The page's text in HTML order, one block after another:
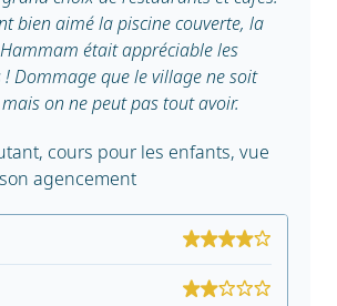
bien aimé la piscine couverte, la
était appréciable les
Dommage que le village ne soit
on ne peut pas tout avoir.
cours pour les enfants, vue
agencement